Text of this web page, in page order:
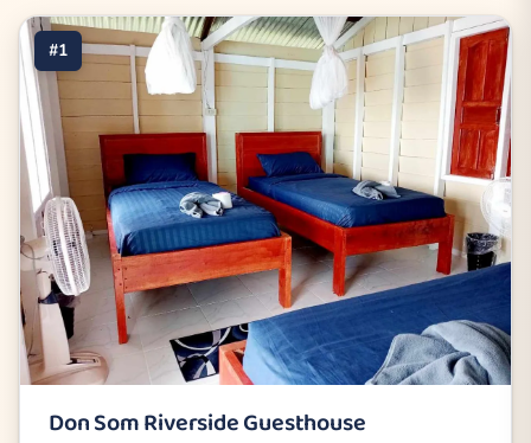
#1
Don Som Riverside Guesthouse